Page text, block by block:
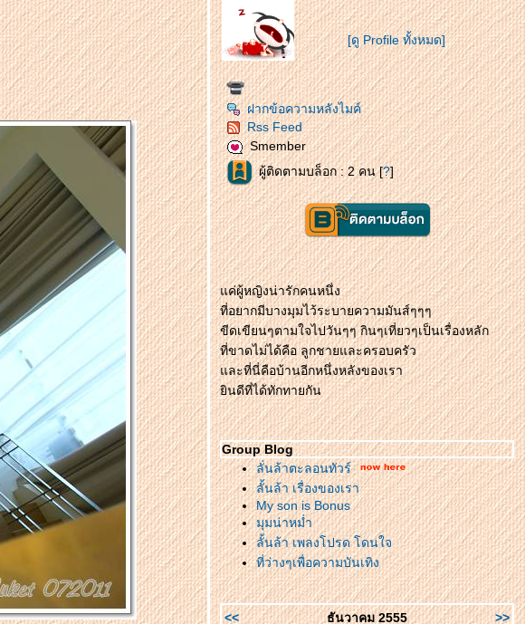
[ดู Profile ทั้งหมด]
ฝากข้อความหลังไมค์
Rss Feed
Smember
ผู้ติดตามบล็อก : 2 คน [?]
ค่ผู้หญิงน่ารักคนหนึ่ง
ที่อยากมีบางมุมไว้ระบายความมันส์ๆๆๆ
ขีดเขียนๆตามใจไปวันๆๆ กินๆเที่ยวๆเป็นเรื่องหลัก
ที่ขาดไม่ได้คือ ลูกชายและครอบครัว
ละที่นี่คือบ้านอีกหนึ่งหลังของเรา
ินดีที่ได้ทักทายกัน
Group Blog
ลั่นล้าตะลอนทัวร์
ลั้นล้า เรื่องของเรา
My son is Bonus
มุมน่าหม่ำ
ลั้นล้า เพลงโปรด โดนใจ
ที่ว่างๆเพื่อความบันเทิง
<< ธันวาคม 2555
>>